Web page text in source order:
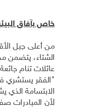
خاص بآفاق
من أعلى جبل
الشتاء، يتضمن
عائلات تنام
"الفقر يستشري
الابتسامة
لأن المبادرات